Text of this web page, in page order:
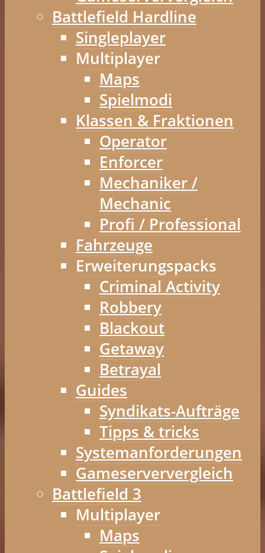
Battlefield Hardline
Singleplayer
Multiplayer
Maps
Spielmodi
Klassen & Fraktionen
Operator
Enforcer
Mechaniker /
Mechanic
Profi / Professional
Fahrzeuge
Erweiterungspacks
Criminal Activity
Robbery
Blackout
Getaway
Betrayal
Guides
Syndikats-Aufträge
Tipps & tricks
Systemanforderungen
Gameserververgleich
Battlefield 3
Multiplayer
Maps